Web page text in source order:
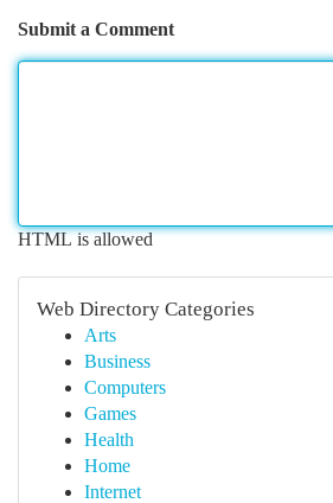
Submit a Comment
HTML is allowed
Web Directory Categories
Arts
Business
Computers
Games
Health
Home
Internet